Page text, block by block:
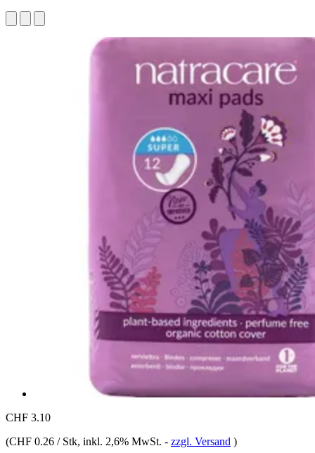
CHF 3.10
(CHF 0.26 / Stk, inkl. 2,6% MwSt. - zzgl. Versand )